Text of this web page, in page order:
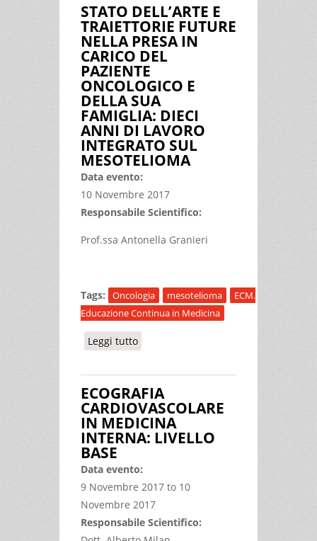
STATO DELL’ARTE E
TRAIETTORIE FUTURE
NELLA PRESA IN
CARICO DEL
PAZIENTE
ONCOLOGICO E
DELLA SUA
FAMIGLIA: DIECI
ANNI DI LAVORO
INTEGRATO SUL
MESOTELIOMA
Data evento:
10 Novembre 2017
Responsabile Scientifico:
Prof.ssa Antonella Granieri
Tags: Oncologia mesotelioma
ECM.
Educazione Continua in Medicina
Leggi tutto
PAZIENTE ONCOLOGICO E DELLA SUA
FAMIGLIA: DIECI ANNI DI LAVORO
INTEGRATO SUL MESOTELIOMA
ECOGRAFIA
CARDIOVASCOLARE
IN MEDICINA
INTERNA: LIVELLO
BASE
Data evento:
9 Novembre 2017 to 10
Novembre 2017
Responsabile Scientifico: